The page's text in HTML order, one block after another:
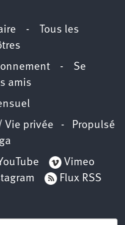
-
Tous les
- Se
amis
Vie privée - Propulsé
Vimeo
Flux RSS